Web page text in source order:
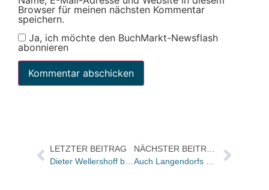
Browser für meinen nächsten Kommentar
speichern.
Ja, ich möchte den BuchMarkt-Newsflash
abonnieren
LETZTER BEITRAG
Dieter Wellershoff bestreitet NSDAP-Mitgliedschaft